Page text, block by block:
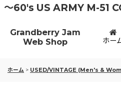
〜60's US ARMY M-51
Grandberry Jam
Web Shop
ホー
ホーム > USED/VINTAGE (Men's &